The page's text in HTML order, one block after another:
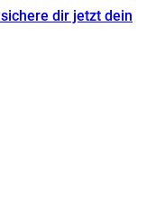
dir jetzt dein